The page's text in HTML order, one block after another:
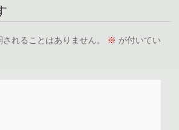
れることはありません。 ※ が付いてい